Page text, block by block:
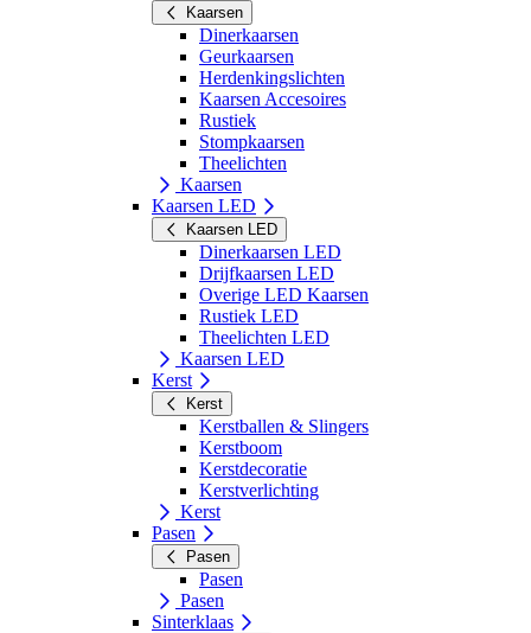
Kaarsen
Dinerkaarsen
Geurkaarsen
Herdenkingslichten
Kaarsen Accesoires
Rustiek
Stompkaarsen
Theelichten
Kaarsen
Kaarsen LED
Kaarsen LED
Dinerkaarsen LED
Drijfkaarsen LED
Overige LED Kaarsen
Rustiek LED
Theelichten LED
Kaarsen LED
Kerst
Kerst
Kerstballen & Slingers
Kerstboom
Kerstdecoratie
Kerstverlichting
Kerst
Pasen
Pasen
Pasen
Pasen
Sinterklaas